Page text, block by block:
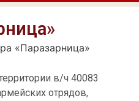
«Паразарница»
в/ч 40083
отрядов,